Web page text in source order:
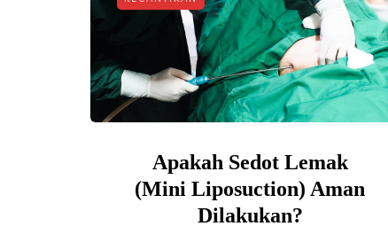
Apakah Sedot Lemak
(Mini Liposuction) Aman
Dilakukan?